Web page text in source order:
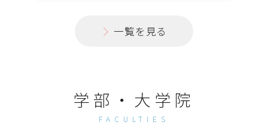
一覧を見る
学部・大学院
FACULTIES